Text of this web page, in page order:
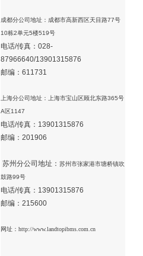
成都分公司地址：成都市高新西区天目路77号
10栋2单元5楼519号
电话/传真：028-
87966640/13901315876
邮编：611731
上海分公司地址：上海市宝山区顾北东路365号
A区1147
电话/传真： 13901315876
邮编：201906
苏州分公司地址： 苏州市张家港市塘桥镇吹
鼓路99号
电话/传真： 13901315876
邮编：215600
网址： http://www.landtopibms.com.cn